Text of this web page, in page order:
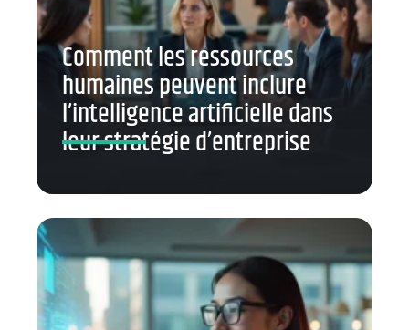
Comment les ressources
humaines peuvent inclure
l’intelligence artificielle dans
leur stratégie d’entreprise